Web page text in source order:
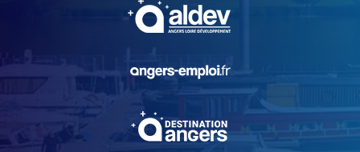
, Ouvre une nouvelle